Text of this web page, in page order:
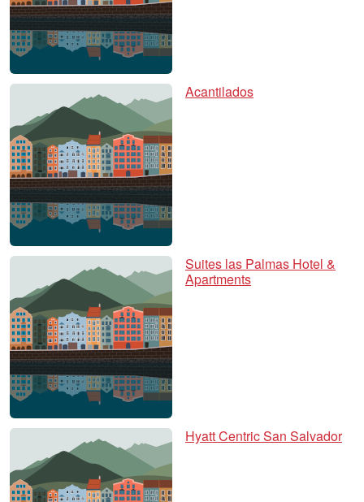
Acantilados
Suites las Palmas Hotel &
Apartments
Hyatt Centric San Salvador